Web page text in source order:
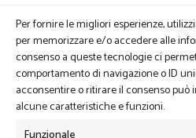
Per fornire le migliori esperienze,
per memorizzare e/o accedere alle
consenso a queste tecnologie ci
comportamento di navigazione o ID
acconsentire o ritirare il consenso
alcune caratteristiche e funzioni.